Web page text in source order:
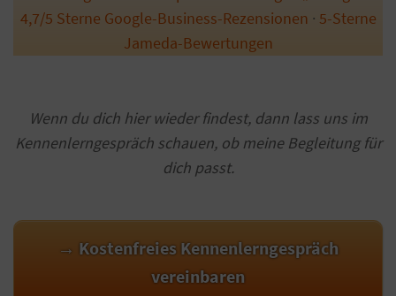
4,7/5 Sterne Google-Business-Rezensionen · 5-Sterne
Jameda-Bewertungen
Wenn du dich hier wieder findest, dann lass uns im
Kennenlerngespräch schauen, ob meine Begleitung für
dich passt.
→ Kostenfreies Kennenlerngespräch
vereinbaren